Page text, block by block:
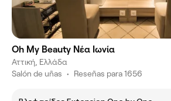
Oh My Beauty Νέα Ιωνία
Αττική, Ελλάδα
Salón de uñas • Reseñas para 1656